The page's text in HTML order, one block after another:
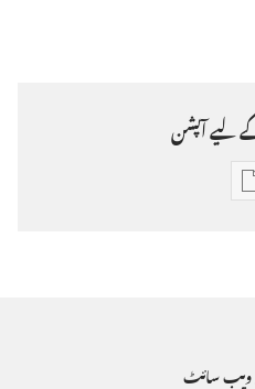
لیے آپشن
ڈاؤن‌
لیے
ویب سائٹ